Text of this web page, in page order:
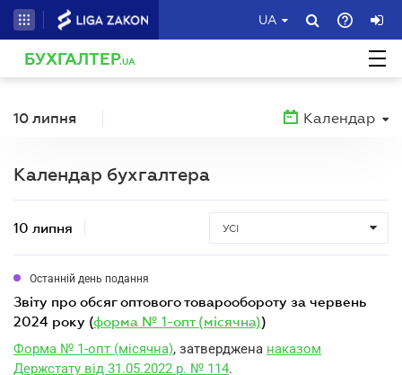
UA
БУХГАЛТЕР.UA
10 липня Календар
Календар бухгалтера
10 липня УСІ
Останній день подання
звіту про обсяг оптового товарообороту за червень
2024 року (форма № 1-опт (місячна))
Форма № 1-опт (місячна), затверджена наказом
Держстату від 31.05.2022 р. № 114.